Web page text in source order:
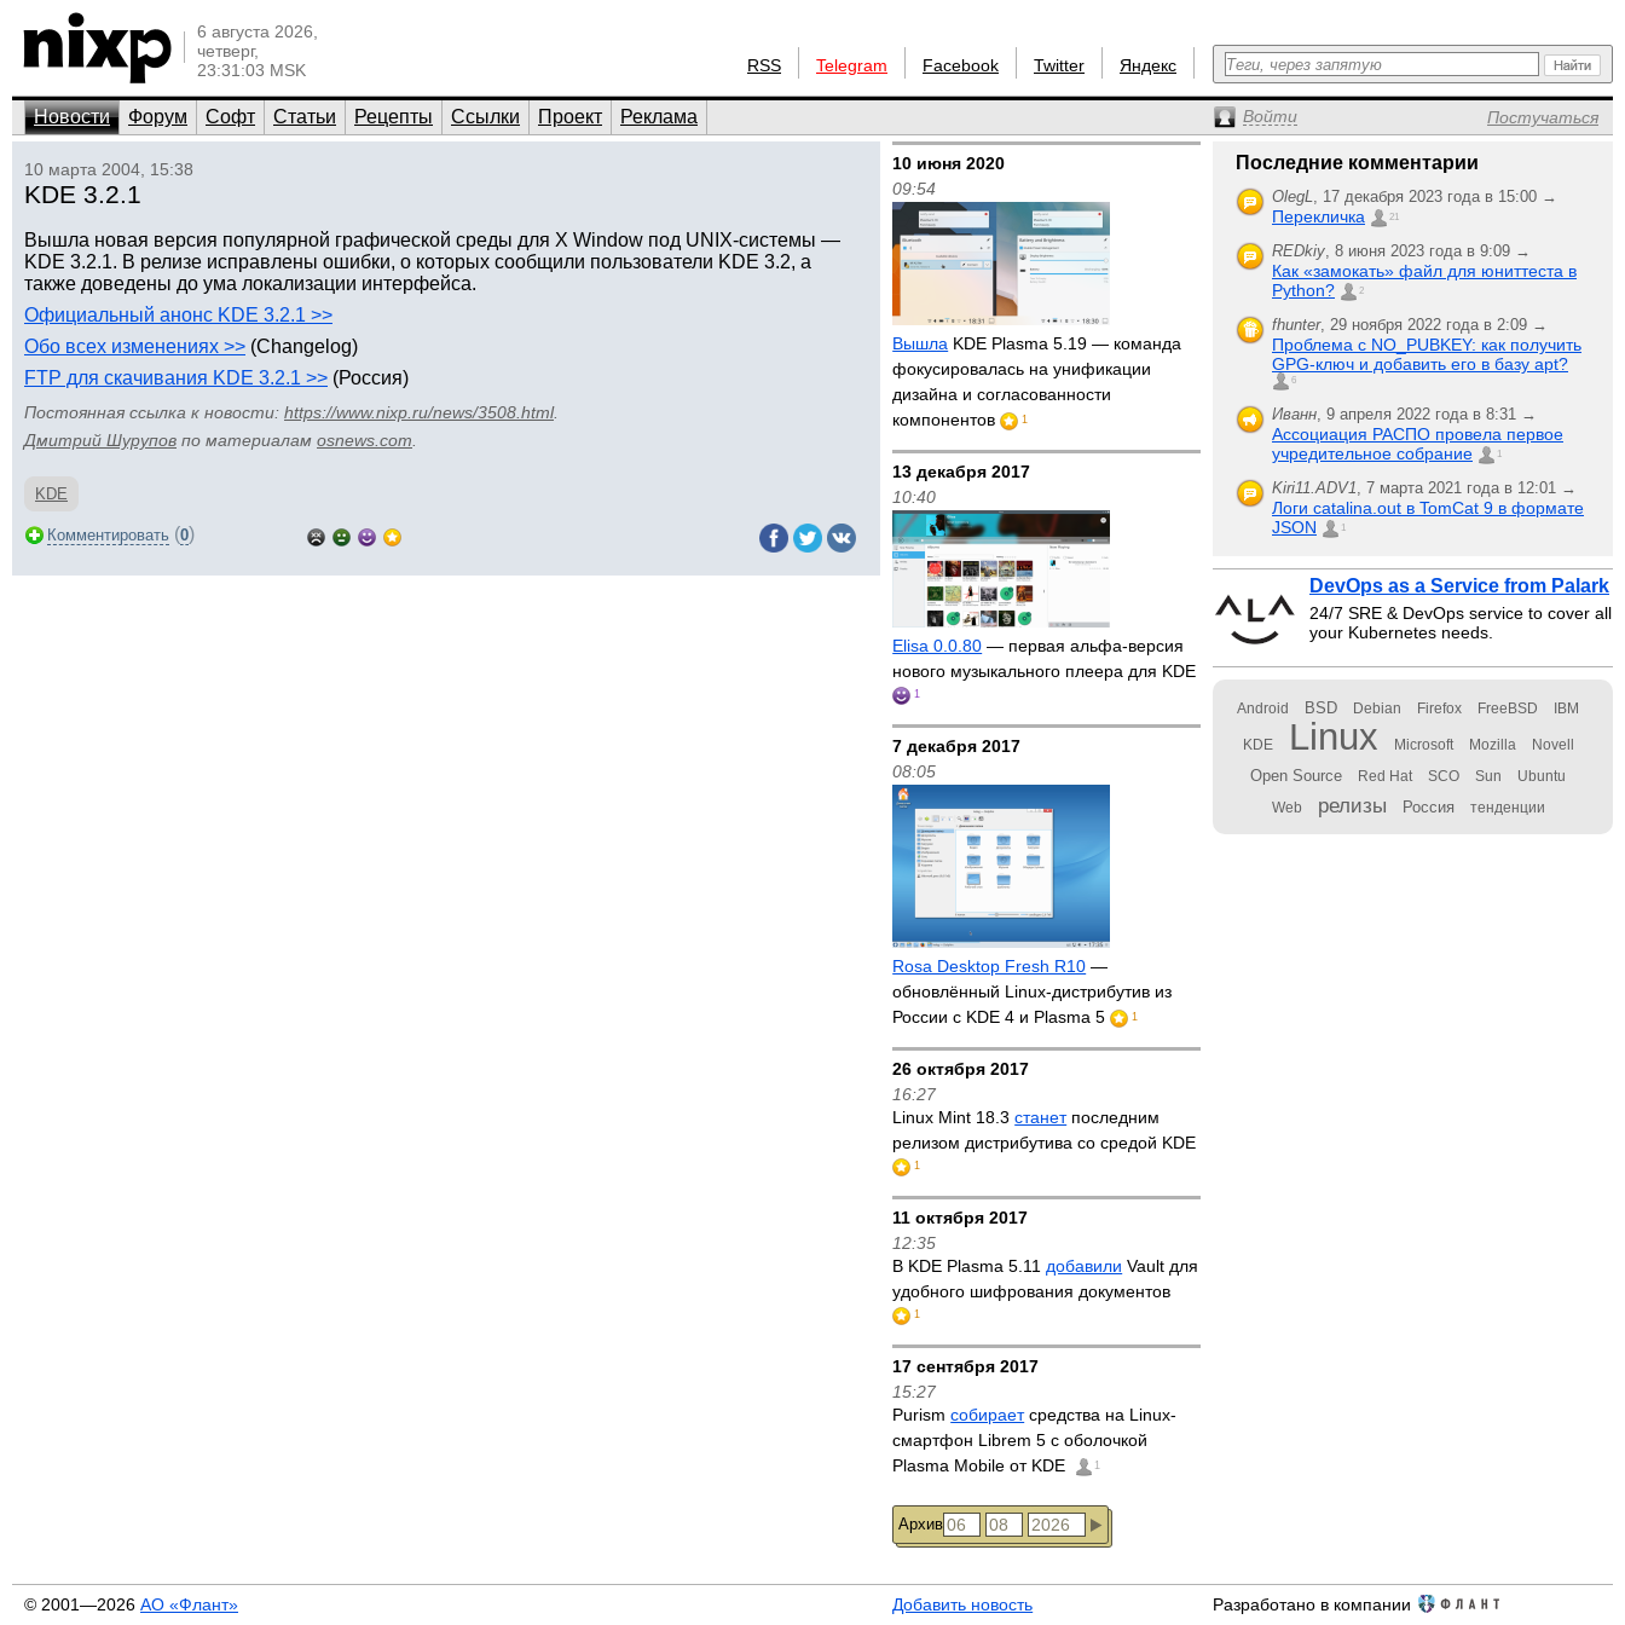
6 августа 2026,
четверг,
23:31:03 MSK
RSS Telegram Facebook Twitter Яндекс
Новости Форум Софт Статьи Рецепты Ссылки Проект Реклама Войти Постучаться
10 марта 2004, 15:38
KDE 3.2.1
Вышла новая версия популярной графической среды для X Window под UNIX-системы —
KDE 3.2.1. В релизе исправлены ошибки, о которых сообщили пользователи KDE 3.2, а
также доведены до ума локализации интерфейса.
Официальный анонс KDE 3.2.1 >>
Обо всех изменениях >> (Changelog)
FTP для скачивания KDE 3.2.1 >> (Россия)
Постоянная ссылка к новости: https://www.nixp.ru/news/3508.html.
Дмитрий Шурупов по материалам osnews.com
KDE
Комментировать (0)
10 июня 2020
09:54
Вышла KDE Plasma 5.19 — команда
фокусировалась на унификации
дизайна и согласованности
компонентов
1
13 декабря 2017
10:40
Elisa 0.0.80 — первая альфа-версия
нового музыкального плеера для KDE
1
7 декабря 2017
08:05
Rosa Desktop Fresh R10 —
обновлённый Linux-дистрибутив из
России с KDE 4 и Plasma 5
1
26 октября 2017
16:27
Linux Mint 18.3станетпоследним
релизом дистрибутива со средой KDE
1
11 октября 2017
12:35
В KDE Plasma 5.11 добавили Vault для
удобного шифрования документов
1
17 сентября 2017
15:27
Purismсобираетсредства на Linux-
смартфон Librem 5 с оболочкой
Plasma Mobile от KDE
1
Архив
Последние комментарии
OlegL, 17 декабря 2023 года в 15:00 →
Перекличка 21
REDkiy, 8 июня 2023 года в 9:09 →
Как «замокать» файл для юниттеста в
Python?
2
fhunter, 29 ноября 2022 года в 2:09 →
Проблема с NO_PUBKEY: как получить
GPG-ключ и добавить его в базу apt?
6
Иванн, 9 апреля 2022 года в 8:31 →
Ассоциация РАСПО провела первое
учредительное собрание
1
Kiri11.ADV1, 7 марта 2021 года в 12:01 →
Логи catalina.out в TomCat 9 в формате
JSON
1
DevOps as a Service from Palark
24/7 SRE & DevOps service to cover all
your Kubernetes needs.
Android BSD Debian Firefox FreeBSD IBM
KDE Linux Microsoft Mozilla Novell
Open Source Red Hat SCO Sun Ubuntu
Web релизы Россия тенденции
© 2001—2026 АО «Флант»
Добавить новость
Разработано в компании